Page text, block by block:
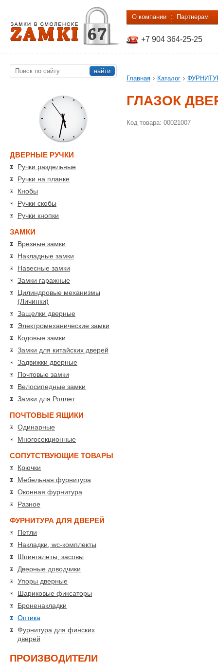
О компании Партнерам
+7 904 364-25-25
найти
ДВЕРНЫЕ РУЧКИ
Ручки раздельные
Ручки на планке
Кнобы
Ручки скобы
Ручки кнопки
ЗАМКИ
Врезные замки
Накладные замки
Навесные замки
Замки гаражные
Цилиндровые механизмы
(Личинки)
Защелки дверные
Электромеханические замки
Кодовые замки
Замки для китайских дверей
Задвижки дверные
Почтовые замки
Велосипедные замки
Замки для Роллет
ПОЧТОВЫЕ ЯЩИКИ
Одинарные
Многосекционные
СОПУТСТВУЮЩИЕ ТОВАРЫ
Крючки
Мебельная фурнитура
Оконная фурнитура
Разное
ФУРНИТУРА ДЛЯ ДВЕРЕЙ
Петли
Накладки, wc-комплекты
Шпингалеты, засовы
Дверные доводчики
Упоры дверные
Шариковые фиксаторы
Броненакладки
Оптика
Фурнитура для финских
дверей
ПРОИЗВОДИТЕЛИ
Главная Каталог
ГЛАЗОК
Код товара: 00021007